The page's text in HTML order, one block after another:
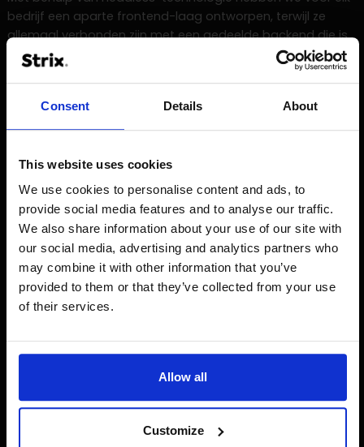
Consent Details About
This website uses cookies
We use cookies to personalise content and ads, to
provide social media features and to analyse our traffic.
We also share information about your use of our site with
our social media, advertising and analytics partners who
may combine it with other information that you’ve
provided to them or that they’ve collected from your use
of their services.
Allow all
Customize
bedrijf een aparte frontend-laag ontworpen, terwijl ze
allemaal verbonden zijn met een gedeelde backend die is
gebouwd op de Magento-engine. Hierdoor kunnen we
gemakkelijk meer bedrijven en markten toevoegen en
zonder de code te verstoren, en kan elk bedrijf zijn
bestellingen onafhankelijk afhandelen.
Enkele van de oplossingen die we op het platform
hebben geïmplementeerd zijn:
Vereenvoudiging van het aankooptraject.
Integratie met het PIM-systeem.
Automatisering van het facturatieproces.
Uitbreiding van het aanbod door integratie van
Ontwerp van een intuïtieve interface, in lijn met UX-